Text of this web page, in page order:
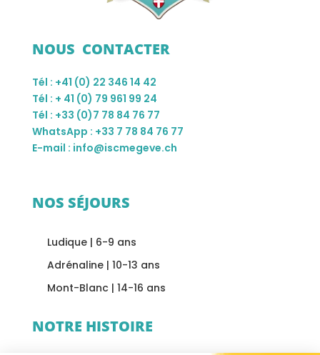
NOUS CONTACTER
Tél : +41 (0) 22 346 14 42
Tél : + 41 (0) 79 961 99 24
Tél : +33 (0)7 78 84 76 77
WhatsApp : +33 7 78 84 76 77
E-mail : info@iscmegeve.ch
NOS SÉJOURS
Ludique | 6-9 ans
Adrénaline | 10-13 ans
Mont-Blanc | 14-16 ans
NOTRE HISTOIRE